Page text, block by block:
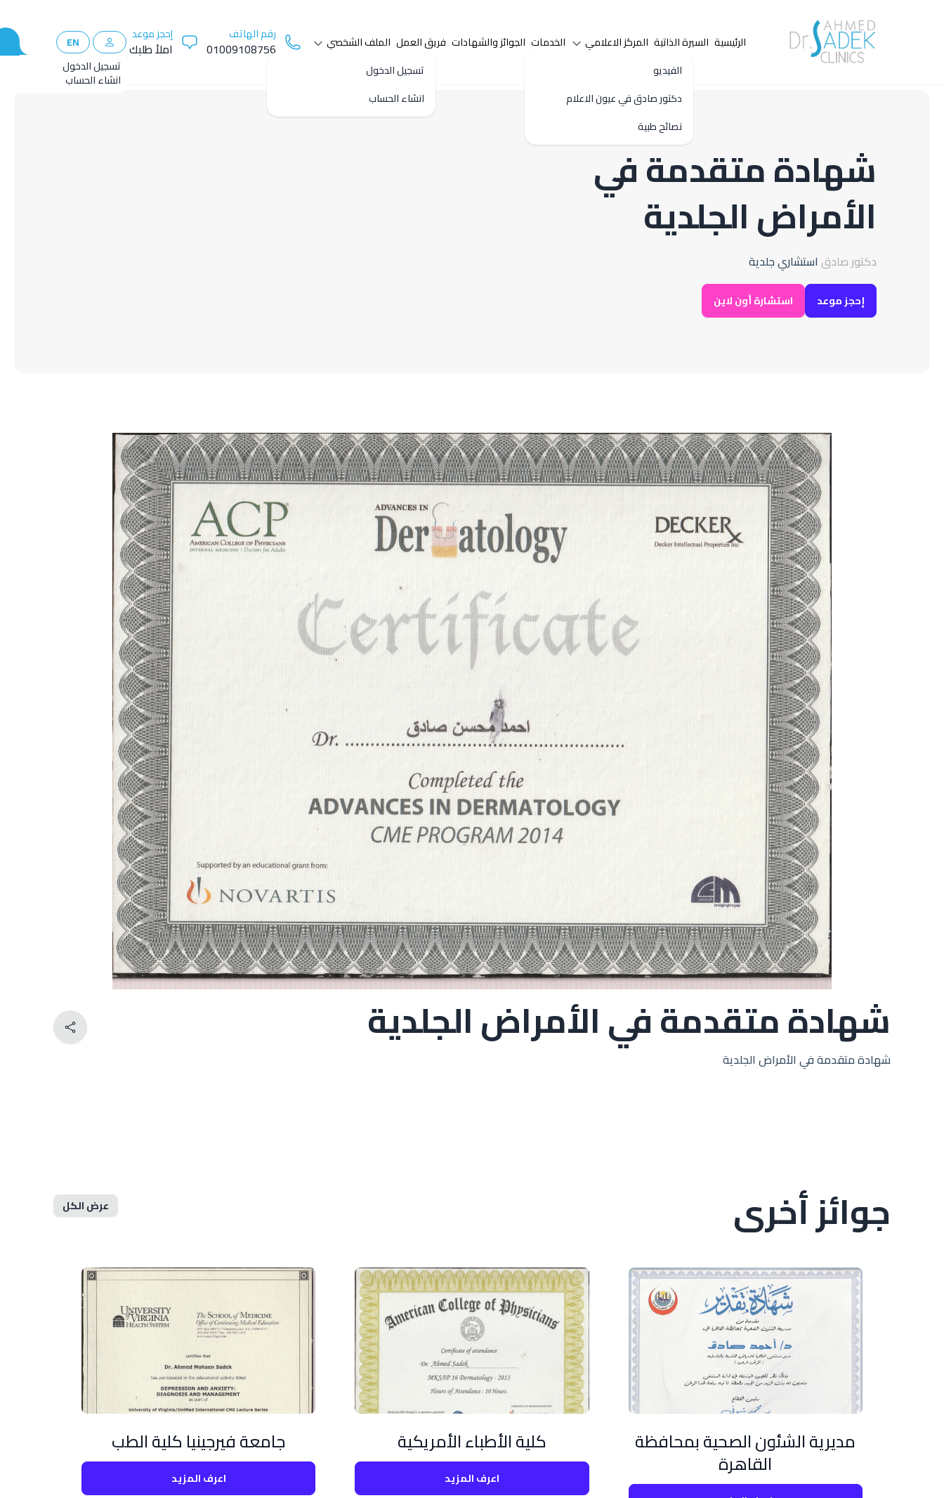
الرئيسية السيرة الذاتية المركز الاعلامي
الفيديو
دكتور صادق في عيون الاعلام
نصائح طبية
الخدمات الجوائز والشهادات فريق العمل الملف الشخصي
تسجيل الدخول
انشاء الحساب
رقم الهاتف
01009108756
إحجز موعد
املأ طلبك
تسجيل الدخول
انشاء الحساب
EN
شهادة متقدمة في
الأمراض الجلدية
دكتور صادق استشاري جلدية
إحجز موعد استشارة أون لاين
شهادة متقدمة في الأمراض الجلدية
شهادة متقدمة في الأمراض الجلدية
جوائز أخرى عرض الكل
مديرية الشئون الصحية بمحافظة
القاهرة
كلية الأطباء الأمريكية
اعرف المزيد
جامعة فيرجينيا كلية الطب
اعرف المزيد
إحجز استشارتك أون لاين
الاسم
ارسال الغاء